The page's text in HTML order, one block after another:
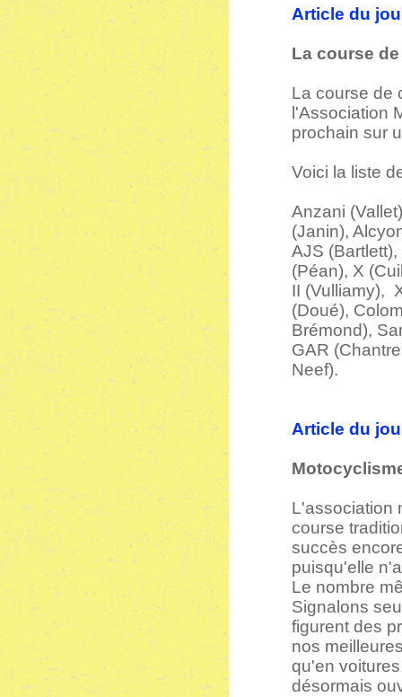
Article du
La course
La course de
l'Association
prochain sur
Voici la liste
Anzani
(Janin),
AJS
(Péan), X
II (Vulliamy),
(Doué),
Brémond),
GAR
Neef).
Article du
L'association
course
succès
puisqu'elle
Le nombre
Signalons
figurent des
nos
qu'en
désormais